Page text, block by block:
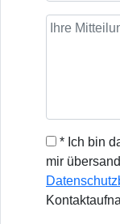
* Ich bin
mir